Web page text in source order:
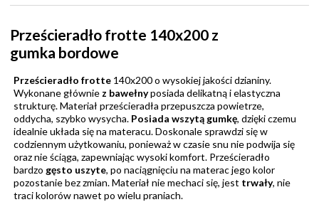
Prześcieradło frotte 140x200 z
gumka bordowe
Prześcieradło frotte 140x200 o wysokiej jakościdzianiny.
Wykonane głównie z bawełnyposiada delikatną i elastyczna
strukturę. Materiał prześcieradła przepuszcza powietrze,
oddycha, szybko wysycha. Posiada wszytą gumkę, dzięki czemu
idealnie układa się na materacu. Doskonale sprawdzi się w
codziennym użytkowaniu, ponieważ w czasie snu nie podwija się
oraz nie ściąga, zapewniając wysoki komfort. Prześcieradło
bardzo gęsto uszyte, po naciągnięciu na materac jego kolor
pozostanie bez zmian. Materiał nie mechaci się, jest trwały, nie
traci kolorów nawet po wielu praniach.